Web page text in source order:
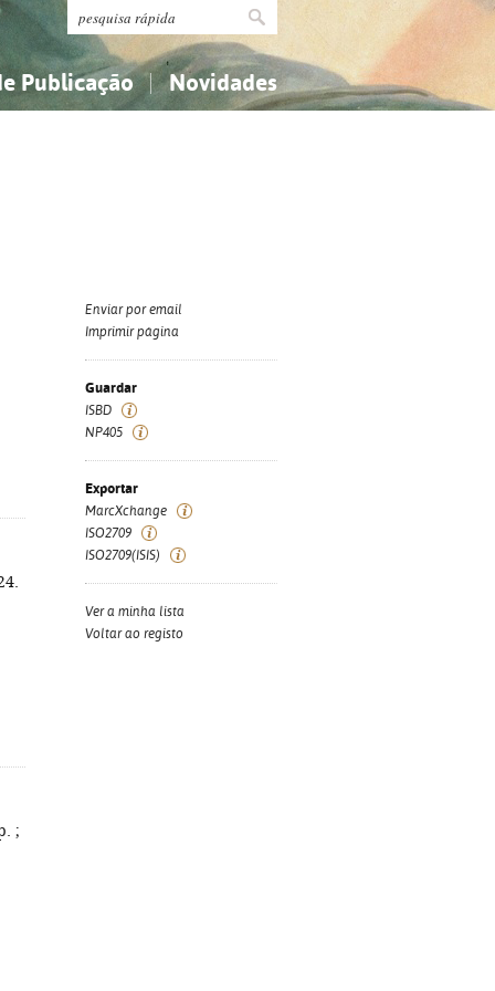
Publicação Novidades
;
Enviar por email
Imprimir página
Guardar
ISBD
NP405
Exportar
MarcXchange
ISO2709
ISO2709(ISIS)
Ver a minha lista
Voltar ao registo